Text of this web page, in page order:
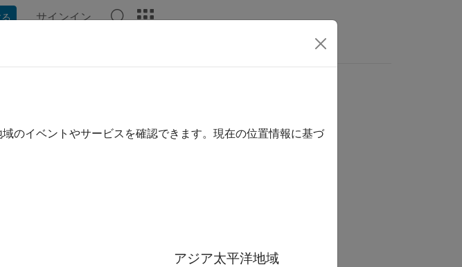
サインイン
のイベントやサービスを確認できます。現在の位置情報に基づ
アジア太平洋地域